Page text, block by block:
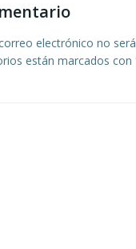
electrónico no
están marcados con